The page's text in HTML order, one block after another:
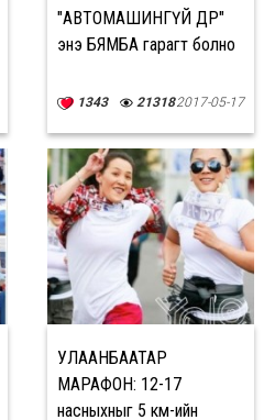
"АВТОМАШИНГҮЙ ӨДӨР"
энэ БЯМБА гарагт болно
1343 213182017-05-17
УЛААНБААТАР
МАРАФОН: 12-17
насныхныг 5 км-ийн